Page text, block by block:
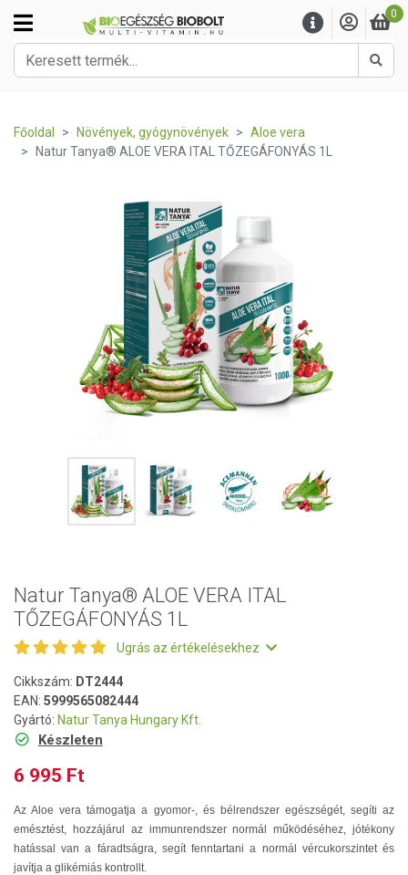
0
Főoldal Növények, gyógynövények
Aloe vera
Natur Tanya® ALOE VERA ITAL TŐZEGÁFONYÁS 1L
Natur Tanya® ALOE VERA ITAL
TŐZEGÁFONYÁS 1L
Ugrás az értékelésekhez
Cikkszám: DT2444
EAN: 5999565082444
Gyártó: Natur Tanya Hungary Kft.
Készleten
6 995 Ft
Az Aloe vera támogatja a gyomor-, és bélrendszer egészségét, segíti az
emésztést, hozzájárul az immunrendszer normál működéséhez, jótékony
hatással van a fáradtságra, segít fenntartani a normál vércukorszintet és
javítja a glikémiás kontrollt.